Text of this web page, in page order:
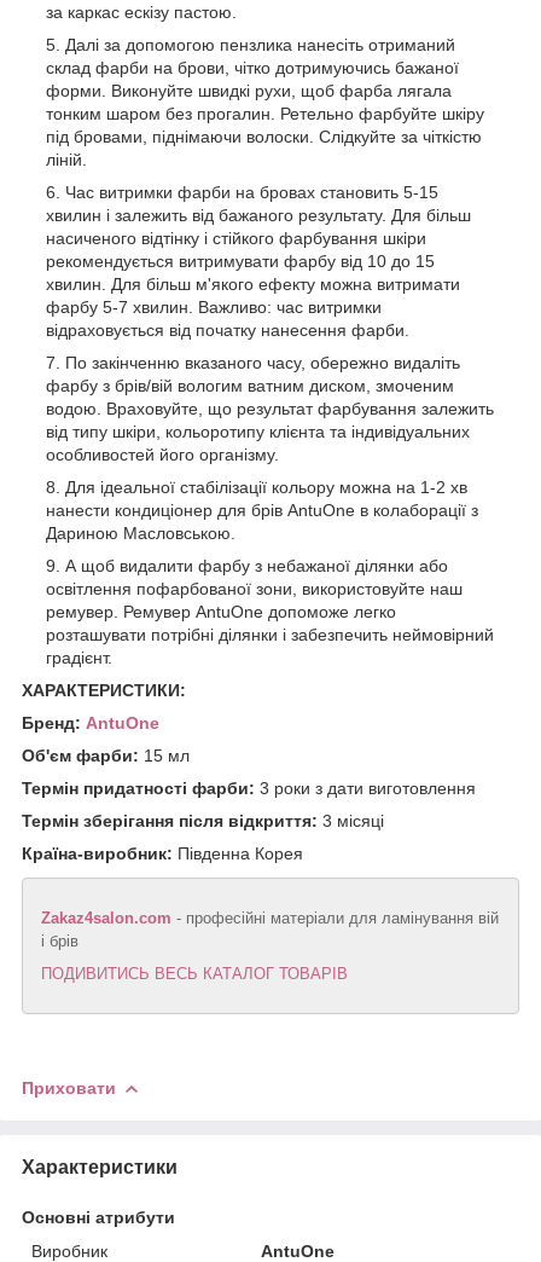
за каркас ескізу пастою.
Далі за допомогою пензлика нанесіть отриманий
склад фарби на брови, чітко дотримуючись бажаної
форми. Виконуйте швидкі рухи, щоб фарба лягала
тонким шаром без прогалин. Ретельно фарбуйте шкіру
під бровами, піднімаючи волоски. Слідкуйте за чіткістю
ліній.
Час витримки фарби на бровах становить 5-15
хвилин і залежить від бажаного результату. Для більш
насиченого відтінку і стійкого фарбування шкіри
рекомендується витримувати фарбу від 10 до 15
хвилин. Для більш м'якого ефекту можна витримати
фарбу 5-7 хвилин. Важливо: час витримки
відраховується від початку нанесення фарби.
По закінченню вказаного часу, обережно видаліть
фарбу з брів/вій вологим ватним диском, змоченим
водою. Враховуйте, що результат фарбування залежить
від типу шкіри, кольоротипу клієнта та індивідуальних
особливостей його організму.
Для ідеальної стабілізації кольору можна на 1-2 хв
нанести кондиціонер для брів AntuOne в колаборації з
Дариною Масловською.
А щоб видалити фарбу з небажаної ділянки або
освітлення пофарбованої зони, використовуйте наш
ремувер. Ремувер AntuOne допоможе легко
розташувати потрібні ділянки і забезпечить неймовірний
градієнт.
ХАРАКТЕРИСТИКИ:
Бренд: AntuOne
Об'єм фарби: 15 мл
Термін придатності фарби: 3 роки з дати виготовлення
Термін зберігання після відкриття: 3 місяці
Країна-виробник: Південна Корея
Zakaz4salon.com - професійні матеріали для ламінування вій
і брів
ПОДИВИТИСЬ ВЕСЬ КАТАЛОГ ТОВАРІВ
Приховати
Характеристики
Основні атрибути
Виробник
AntuOne